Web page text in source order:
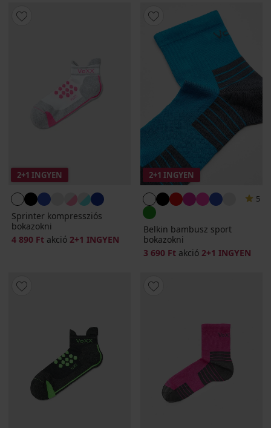
2+1 INGYEN
Sprinter kompressziós
bokazokni
4 890 Ft akció 2+1 INGYEN
2+1 INGYEN
5
Belkin bambusz sport
bokazokni
3 690 Ft akció 2+1 INGYEN